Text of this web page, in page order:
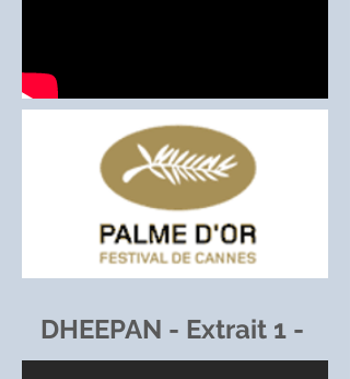
DHEEPAN - Extrait 1 -